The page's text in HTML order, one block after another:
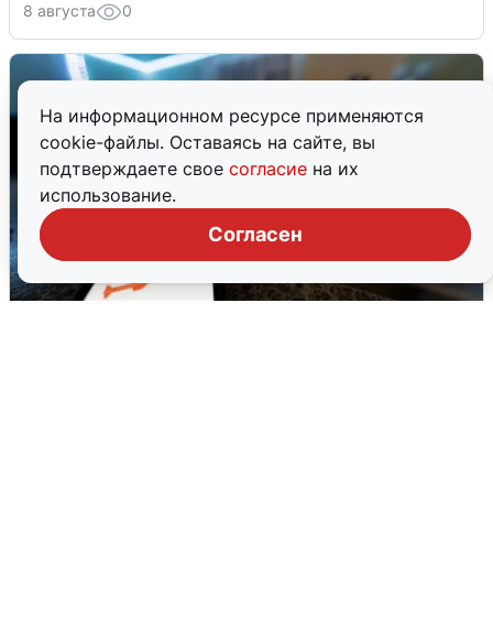
На информационном ресурсе применяются
cookie-файлы. Оставаясь на сайте, вы
подтверждаете свое согласие на их
использование.
Согласен
8 августа 0